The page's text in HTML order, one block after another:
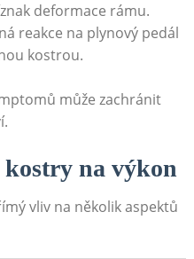
deformace rámu.
reakce na plynový pedál
kostrou.
může ⁢zachránit
kostry na výkon
vliv‍ na několik aspektů